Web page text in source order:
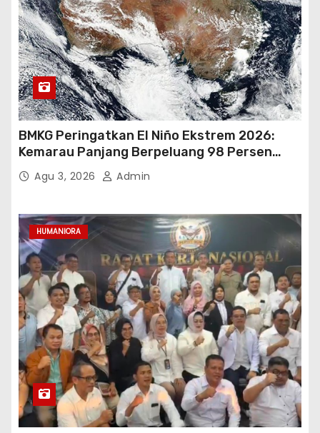
BMKG Peringatkan El Niño Ekstrem 2026:
Kemarau Panjang Berpeluang 98 Persen
hingga Awal 2027
Agu 3, 2026 Admin
HUMANIORA